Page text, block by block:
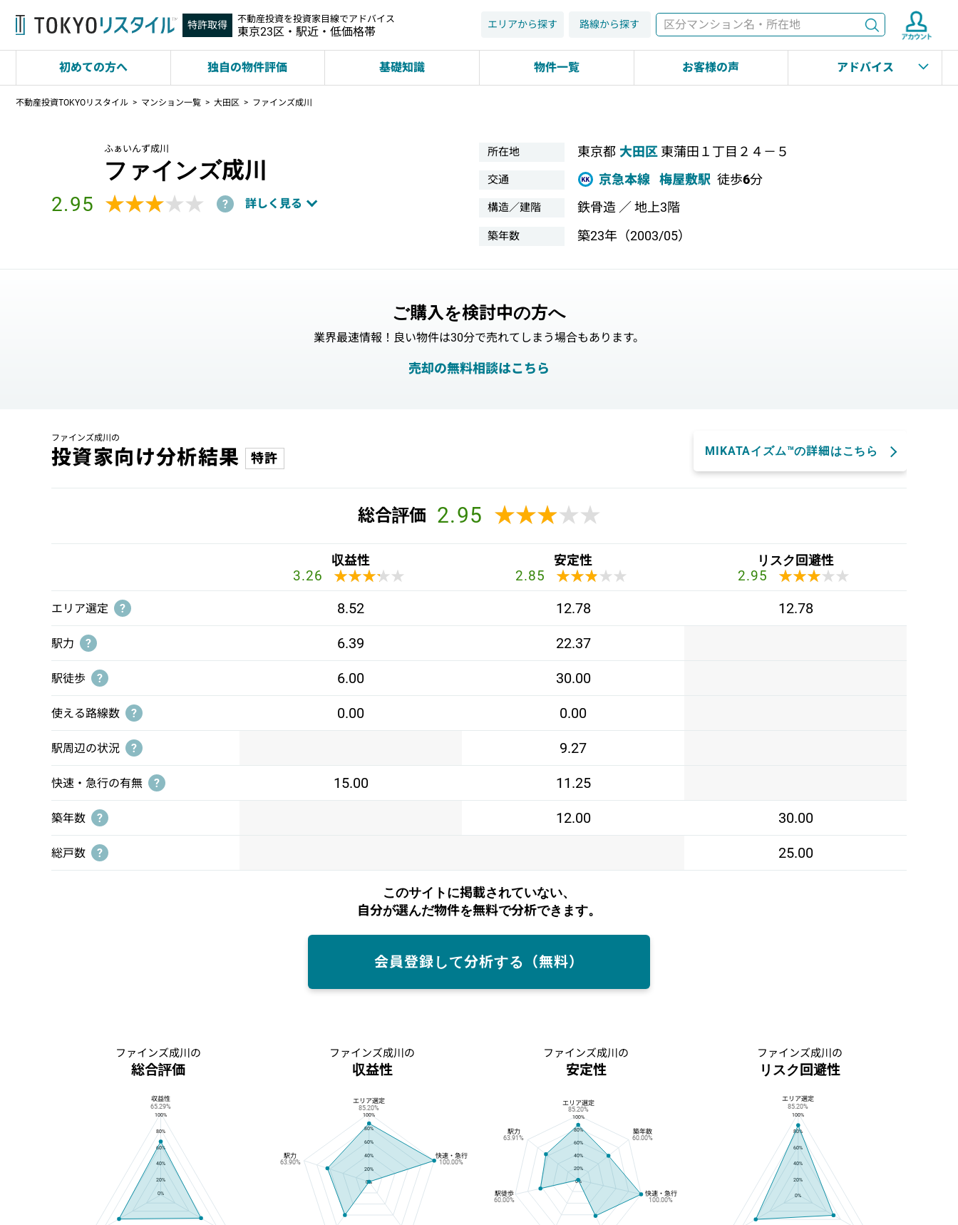
特許取得 不動産投資を投資家目線でアドバイス
東京23区・駅近・低価格帯
検索
エリアから探す 路線から探す
初めての方へ 独自の物件評価 基礎知識 物件一覧 お客様の声 アドバイス
不動産投資TOKYOリスタイル マンション一覧 大田区 ファインズ成川
ふぁいんず成川
ファインズ成川
2.95 ★★★★★
★★★★★ ? 詳しく見る
所在地 東京都 大田区 東蒲田１丁目２４－５
交通 京急本線 梅屋敷駅 徒歩6分
構造／建階 鉄骨造 ／ 地上3階
築年数 築23年（2003/05）
ご購入を検討中の方へ
業界最速情報！良い物件は30分で売れてしまう場合もあります。
売却の無料相談はこちら
ファインズ成川の
投資家向け分析結果 特許 MIKATAイズム™の詳細はこちら
総合評価 2.95 ★★★★★
★★★★★
収益性
3.26 ★★★★★
★★★★★
安定性
2.85 ★★★★★
★★★★★
リスク回避性
2.95 ★★★★★
★★★★★
エリア選定 ? 8.52 12.78 12.78
駅力 ? 6.39 22.37
駅徒歩 ? 6.00 30.00
使える路線数 ? 0.00 0.00
駅周辺の状況 ? 9.27
快速・急行の有無 ? 15.00 11.25
築年数 ? 12.00 30.00
総戸数 ? 25.00
このサイトに掲載されていない、
自分が選んだ物件を無料で分析できます。
会員登録して分析する（無料）
ファインズ成川の
総合評価
ファインズ成川の総合評価
100%
80%
60%
40%
20%
0%
収益性
65.29%
ファインズ成川の
収益性
ファインズ成川の収益性
100%
80%
60%
40%
20%
0%
エリア選定
85.20%
駅力
63.90%
快速・急行
100.00%
ファインズ成川の
安定性
100%
80%
60%
40%
20%
0%
エリア選定
85.20%
駅力
63.91%
駅徒歩
60.00%
快速・急行
100.00%
築年数
60.00%
ファインズ成川の
リスク回避性
ファインズ成川のリスク回避性
100%
80%
60%
40%
20%
0%
エリア選定
85.20%